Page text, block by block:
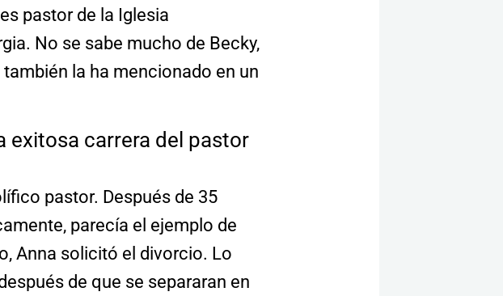
pastor de la Iglesia
No se sabe mucho de Becky,
la ha mencionado en un
exitosa carrera del pastor
pastor. Después de 35
parecía el ejemplo de
Anna solicitó el divorcio. Lo
de que se separaran en